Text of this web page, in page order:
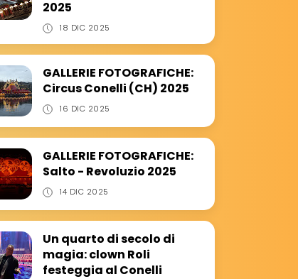
2025
18 DIC 2025
GALLERIE FOTOGRAFICHE:
Circus Conelli (CH) 2025
16 DIC 2025
GALLERIE FOTOGRAFICHE:
Salto - Revoluzio 2025
14 DIC 2025
Un quarto di secolo di
magia: clown Roli
festeggia al Conelli